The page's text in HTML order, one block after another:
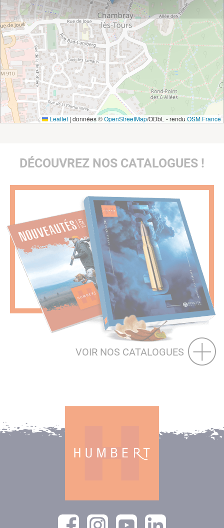
Leaflet | données ©OpenStreetMap/ODbL - rendu OSM France
DÉCOUVREZ NOS CATALOGUES !
VOIR NOS CATALOGUES